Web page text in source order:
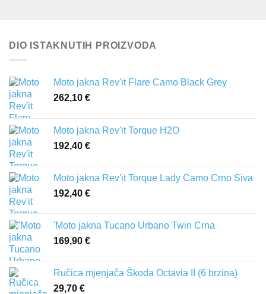
DIO ISTAKNUTIH PROIZVODA
Moto jakna Rev'it Flare Camo Black Grey
262,10 €
Moto jakna Rev'it Torque H2O
192,40 €
Moto jakna Rev'it Torque Lady Camo Crno Siva
192,40 €
'Moto jakna Tucano Urbano Twin Crna
169,90 €
Ručica mjenjača Škoda Octavia II (6 brzina)
29,70 €